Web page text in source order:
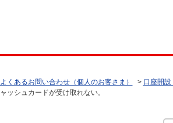
よくあるお問い合わせ（個人のお客さま） > 口座開設
ャッシュカードが受け取れない。